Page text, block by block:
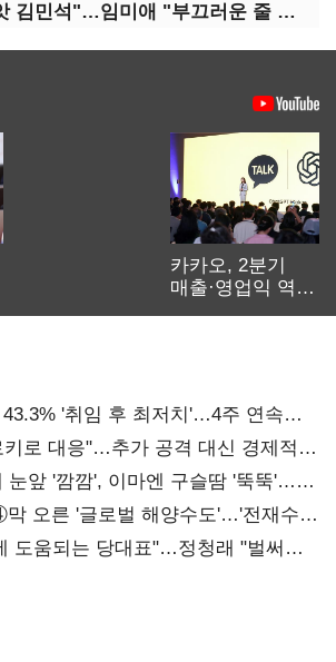
최민희 "골리앗 김민석"…임미애 "부끄러운 줄 알아야"
카카오, 2분기
매출·영업익 역대
'취임 후 최저치'…4주 연속
키로 대응"…추가 공격 대신 경제적
눈앞 '깜깜', 이마엔 구슬땀 '뚝뚝'…
방울
오른 '글로벌 해양수도'…'전재수
도움되는 당대표"…정청래 "벌써